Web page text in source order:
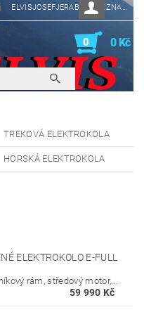
ELVISJOSEFJERABEK@SEZNAM.CZ
0 0 Kč
TREKOVÁ ELEKTROKOLA
HORSKÁ ELEKTROKOLA
ELEKTROKOLO E-FULL
rám, středový motor,...
59 990 Kč